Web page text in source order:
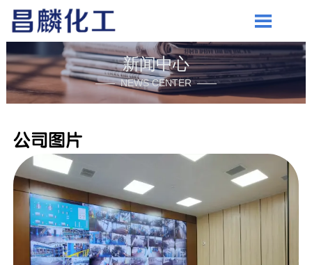

新闻中心
—— NEWS CENTER ——
公司图片